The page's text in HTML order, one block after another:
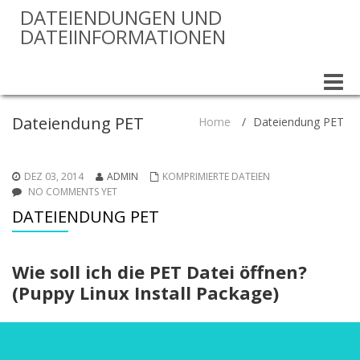
DATEIENDUNGEN UND
DATEIINFORMATIONEN
Toggle
Dateiendung PET Home / Dateiendung PET
DEZ 03, 2014 ADMIN
KOMPRIMIERTE DATEIEN
NO COMMENTS YET
DATEIENDUNG PET
Wie soll ich die PET Datei öffnen?
(Puppy Linux Install Package)